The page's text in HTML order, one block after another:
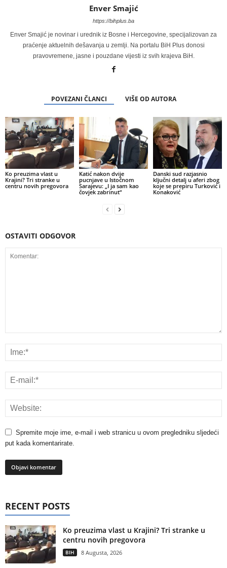
Enver Smajić
https://bihplus.ba
Enver Smajić je novinar i urednik iz Bosne i Hercegovine, specijalizovan za
praćenje aktuelnih dešavanja u zemlji. Na portalu BiH Plus donosi
pravovremene, jasne i pouzdane vijesti iz svih krajeva BiH.
POVEZANI ČLANCI VIŠE OD AUTORA
Ko preuzima vlast u
Krajini? Tri stranke u
centru novih pregovora
Katić nakon dvije
pucnjave u Istočnom
Sarajevu: „I ja sam kao
čovjek zabrinut“
Danski sud razjasnio
ključni detalj u aferi zbog
koje se prepiru Turković i
Konaković
OSTAVITI ODGOVOR
Spremite moje ime, e-mail i web stranicu u ovom pregledniku sljedeći
put kada komentarirate.
RECENT POSTS
Ko preuzima vlast u Krajini? Tri stranke u
centru novih pregovora
BIH 8 Augusta, 2026